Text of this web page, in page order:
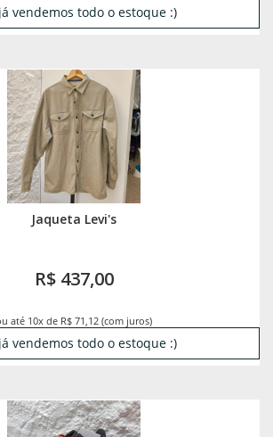
vendemos todo o estoque :)
Jaqueta Levi's
R$ 437,00
até 10x de R$ 71,12 (com juros)
vendemos todo o estoque :)